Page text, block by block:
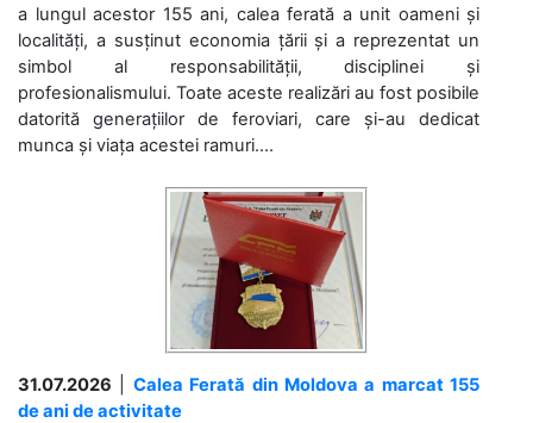
a lungul acestor 155 ani, calea ferată a unit oameni și
localități, a susținut economia țării și a reprezentat un
simbol al responsabilității, disciplinei și
profesionalismului. Toate aceste realizări au fost posibile
datorită generațiilor de feroviari, care și-au dedicat
munca și viața acestei ramuri....
31.07.2026
Calea Ferată din Moldova a marcat 155
de ani de activitate